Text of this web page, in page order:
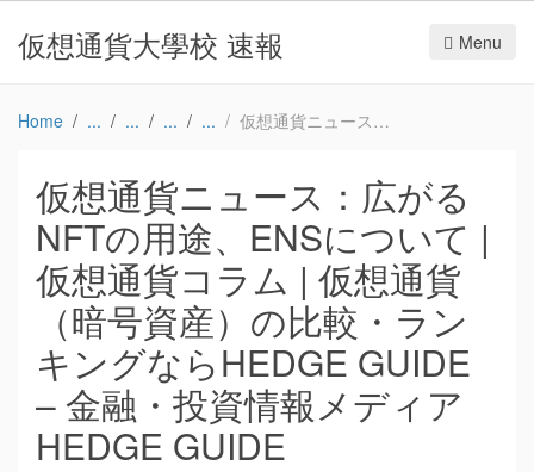
仮想通貨大學校 速報 Menu
Home 仮想通貨ニュース：広がるNFTの用途、ENSについて | 仮想通貨コラム | 仮想通貨（暗号資産）の比較・ランキングならHEDGE GUIDE – 金融・投資情報メディア HEDGE GUIDE
仮想通貨ニュース：広がる
NFTの用途、ENSについて |
仮想通貨コラム | 仮想通貨
（暗号資産）の比較・ラン
キングならHEDGE GUIDE
– 金融・投資情報メディア
HEDGE GUIDE